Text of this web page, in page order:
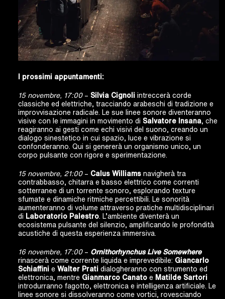
I prossimi appuntamenti:
15 novembre, 17:00– Silvia Cignoli intreccerà corde
classiche ed elettriche, tracciando arabeschi di tradizione e
improvvisazione radicale. Le sue linee sonore diventeranno
visive con le immagini in movimento di Salvatore Insana, che
reagiranno ai gesti come echi visivi del suono, creando un
dialogo sinestetico in cui spazio, luce e vibrazione si
confonderanno. Qui si genererà un organismo unico, un
corpo pulsante con rigore e sperimentazione.
15 novembre, 21:00– Calus Williams navigherà tra
contrabbasso, chitarra e basso elettrico come correnti
sotterranee di un torrente sonoro, esplorando texture
sfumate e dinamiche ritmiche percettibili. Le sonorità
aumenteranno di volume attraverso pratiche multidisciplinari
di Laboratorio Palestro. L’ambiente diventerà un
ecosistema pulsante del silenzio, amplificando le profondità
acustiche di questa esperienza immersiva.
16 novembre, 17:00– Ornithorhynchus Live Somewhere
rinascerà come corrente liquida e imprevedibile: Giancarlo
Schiaffini e Walter Prati dialogheranno con strumento ed
elettronica, mentre Gianmarco Canato e Matilde Sartori
introdurranno fagotto, elettronica e intelligenza artificiale. Le
linee sonore si dissolveranno come vortici, rovesciando